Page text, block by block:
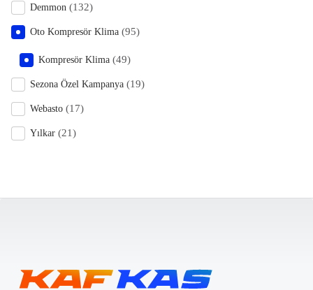
Demmon (132)
Oto Kompresör Klima (95)
Kompresör Klima (49)
Sezona Özel Kampanya (19)
Webasto (17)
Yılkar (21)